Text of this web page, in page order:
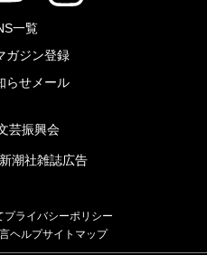
一覧
ガジン登録
らせメール
芸振興会
潮社雑誌広告
プライバシーポリシー
ヘルプサイトマップ